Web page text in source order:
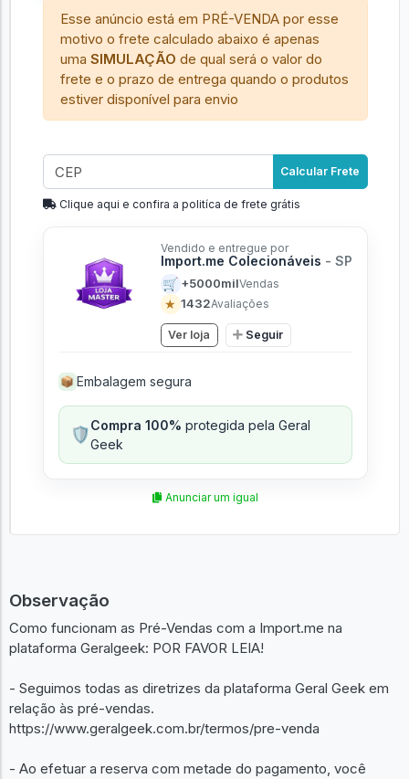
Esse anúncio está em PRÉ-VENDA por esse
motivo o frete calculado abaixo é apenas
umaSIMULAÇÃO de qual será o valor do
frete e o prazo de entrega quando o produtos
estiver disponível para envio
Calcular Frete
Clique aqui e confira a politíca de frete grátis
Vendido e entregue por
Import.me Colecionáveis - SP
🛒 +5000milVendas
★ 1432Avaliações
Ver loja Seguir
📦 Embalagem segura
🛡️Compra 100% protegida pela Geral
Geek
Anunciar um igual
Observação
Como funcionam as Pré-Vendas com a Import.me na
plataforma Geralgeek: POR FAVOR LEIA!
- Seguimos todas as diretrizes da plataforma Geral Geek em
relação às pré-vendas.
https://www.geralgeek.com.br/termos/pre-venda
- Ao efetuar a reserva com metade do pagamento, você